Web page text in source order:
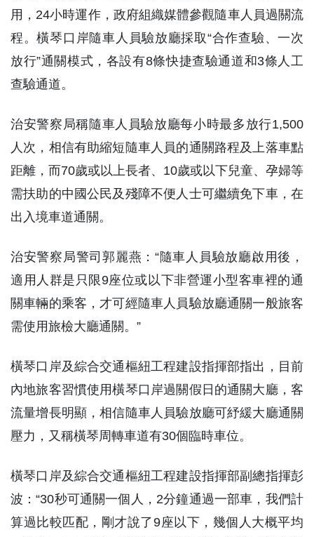
用，24小時運作，政府組織媒體參觀隨車人員過關流
程。橫琴口岸隨車人員驗放廳採取“合作查驗、一次
放行”通關模式，各設有8條快捷查驗通道和3條人工
查驗通道。
治安警察局稱隨車人員驗放廳每小時最多放行1,500
人次，相信有助縮短隨車人員的通關路程及上落車點
距離，而70歲或以上長者、10歲或以下兒童、孕婦等
需扶助的中國公民及殘障不便人士可繼續免下車，在
出入境車道通關。
治安警察局警司郭麗燕：“隨車人員驗放廳啟用後，
適用人群是只限9座位或以下非營運小型客車裡的通
關車輛的乘客，才可經隨車人員驗放廳通關一般旅客
需使用旅檢大廳通關。”
橫琴口岸及綜合交通樞紐工程建設指揮部指出，目前
內地旅客習慣使用橫琴口岸過關假日的通關大廳，客
流量增長明顯，相信隨車人員驗放廳可紓緩大廳通關
壓力，又稱橫琴周轉車道有30個臨時車位。
橫琴口岸及綜合交通樞紐工程建設指揮部副總指揮彭
波：“30秒可通關一個人，2分鐘通過一部車，我們計
算過比較匹配，剛才說了9座以下，幾個人大概平均